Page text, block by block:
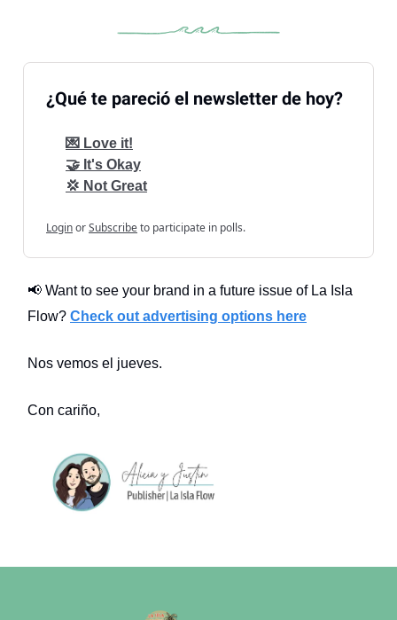
¿Qué te pareció el newsletter de hoy?
💌 Love it!
🤝 It's Okay
💢 Not Great
LoginorSubscribeto participate in polls.
📢 Want to see your brand in a future issue of La Isla
Flow? Check out advertising options here
Nos vemos el jueves.
Con cariño,